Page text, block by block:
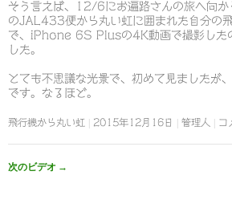
そう言えば、12/6にお遍路さんの旅へ向か
のJAL433便から丸い虹に囲まれた自分の
で、iPhone 6S Plusの4K動画で撮影した
した。
とても不思議な光景で、初めて見ましたが
です。なるほど。
飛行機から丸い虹 2015年12月16日 管理人 コ
次のビデオ →